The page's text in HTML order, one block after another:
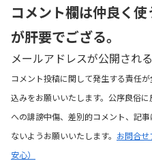
コメント欄は仲良く
が肝要でござる。
メールアドレスが公開され
コメント投稿に関して発生する責任
込みをお願いいたします。公序良俗
への誹謗中傷、差別的コメント、記
ないようお願いいたします。 お問合せ
安心）